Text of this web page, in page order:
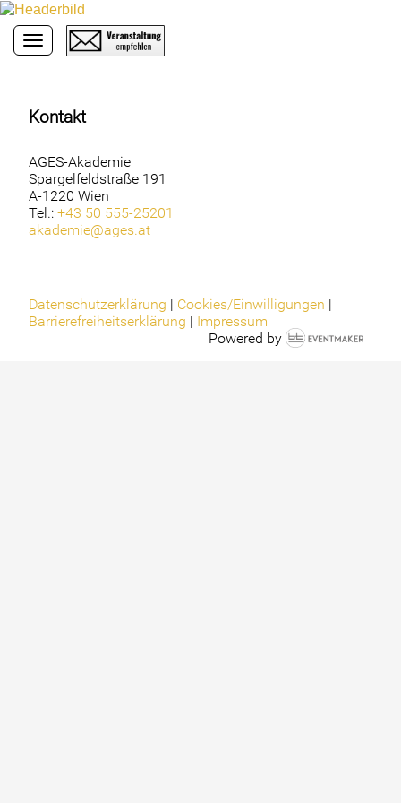
Toggle navigation
Kontakt
AGES-Akademie
Spargelfeldstraße 191
A-1220 Wien
Tel.: +43 50 555-25201
akademie@ages.at
Datenschutzerklärung | Cookies/Einwilligungen |
Barrierefreiheitserklärung | Impressum
Powered by